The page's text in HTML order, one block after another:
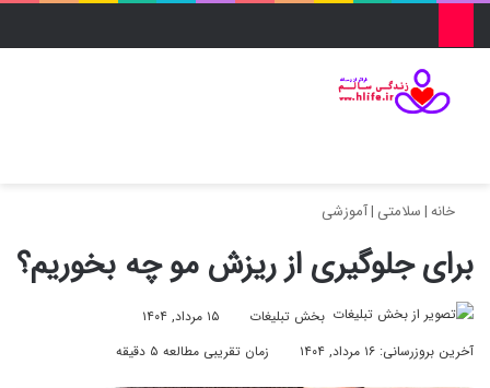
خانه|سلامتی |آموزشی
برای جلوگیری از ریزش مو چه بخوریم​؟
بخش تبلیغات
۱۵ مرداد, ۱۴۰۴
آخرین بروزرسانی: ۱۶ مرداد, ۱۴۰۴
زمان تقریبی مطالعه ۵ دقیقه